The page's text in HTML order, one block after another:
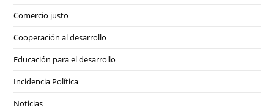
Comercio justo
Cooperación al desarrollo
Educación para el desarrollo
Incidencia Política
Noticias